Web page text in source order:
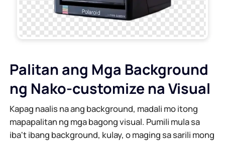
Palitan ang Mga Background
ng Nako-customize na Visual
Kapag naalis na ang background, madali mo itong
mapapalitan ng mga bagong visual. Pumili mula sa
iba't ibang background, kulay, o maging sa sarili mong